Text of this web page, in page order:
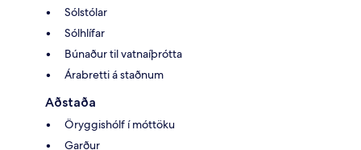
Sólstólar
Sólhlífar
Búnaður til vatnaíþrótta
Árabretti á staðnum
Aðstaða
Öryggishólf í móttöku
Garður